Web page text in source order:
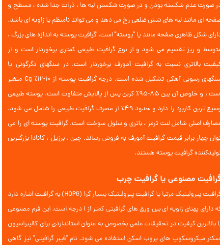
صورت عدم شکسته بودن و در صورت شکستن لبه ها ، ذرات جدا شده ، مسطح و
ای مانند لبه های شش ضلعی رخ می دهد و می تواند نامنظم یا زاویه ای باشد.
شکل ظاهری صفحه مانند یا "پوسته" است. گرافیت پوسته به اندازه های بزرگ ،
​​و ریز تقسیم می شود و از نوع گرافیت طبیعی کمتری برخوردار است و از
بالاتری نسبت به گرافیت آمورف برخوردار است. در سنگهای دگرگونی یا
سنگهای رسوبی آهکی تشکیل شده است. درجه گرافیت پوسته از 10-12٪ Cg متغیر
است ، و خلوص آن بین 85-95٪ کربن پس از پالایش متفاوت است. پوسته طبیعی
وسیع ترین کاربرد را دارد و حدود 49٪ از مصرف گرافیت طبیعی را شامل می شود.
اصلی شامل لنت ترمز ، باتری و سلول سوخت است. گرافیت پوسته ای را می
چهار برابر قیمت گرافیت آمورف به فروش رساند. چین ، برزیل ، کانادا بزرگترین
گرافیت پوسته هستند.
مصنوعی یا گرافیت چرب
گرافیت پیرولیتیک مرتبا یا گرافیت پیرولیتیک بسیار گرا (HOPG) به گرافیت اشاره دارد
که دارای پهنای زاویه ای بین ورق های گرافیتی کمتر از 1 درجه است. این فرم مصنوعی
بالاترین کیفیت در تحقیقات علمی بخصوص به عنوان استانداردی برای کالیبراسیون
میکروسکوپ های پروب اسکن استفاده می شود. نام "فیبر گرافیتی" نیز گاهی